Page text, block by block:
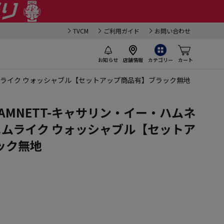
TVCM ご利用ガイド お問い合わせ
お知らせ 店舗情報 カテゴリー カート
イク ウォッシャブル【セットアップ商品有】ブラック無地
キャサリン・イー・ハムネ
ライク ウォッシャブル【セットア
ク無地